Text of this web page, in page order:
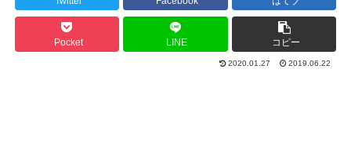
Pocket LINE コピー
2020.01.27 2019.06.22